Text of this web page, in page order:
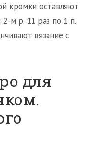
кромки оставляют
м р. 11 раз по 1 п.
вязание с
для